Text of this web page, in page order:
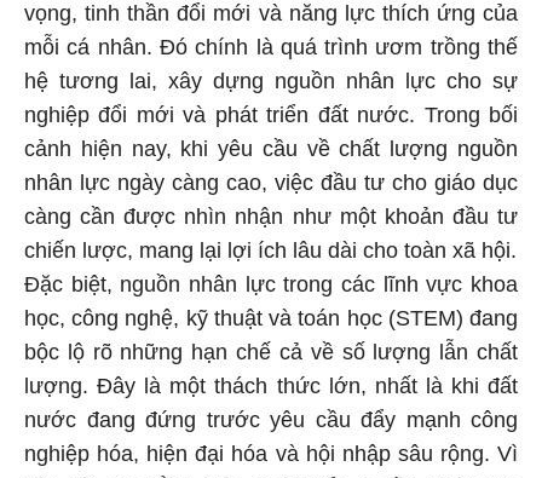
vọng, tinh thần đổi mới và năng lực thích ứng của
mỗi cá nhân. Đó chính là quá trình ươm trồng thế
hệ tương lai, xây dựng nguồn nhân lực cho sự
nghiệp đổi mới và phát triển đất nước. Trong bối
cảnh hiện nay, khi yêu cầu về chất lượng nguồn
nhân lực ngày càng cao, việc đầu tư cho giáo dục
càng cần được nhìn nhận như một khoản đầu tư
chiến lược, mang lại lợi ích lâu dài cho toàn xã hội.
Đặc biệt, nguồn nhân lực trong các lĩnh vực khoa
học, công nghệ, kỹ thuật và toán học (STEM) đang
bộc lộ rõ những hạn chế cả về số lượng lẫn chất
lượng. Đây là một thách thức lớn, nhất là khi đất
nước đang đứng trước yêu cầu đẩy mạnh công
nghiệp hóa, hiện đại hóa và hội nhập sâu rộng. Vì